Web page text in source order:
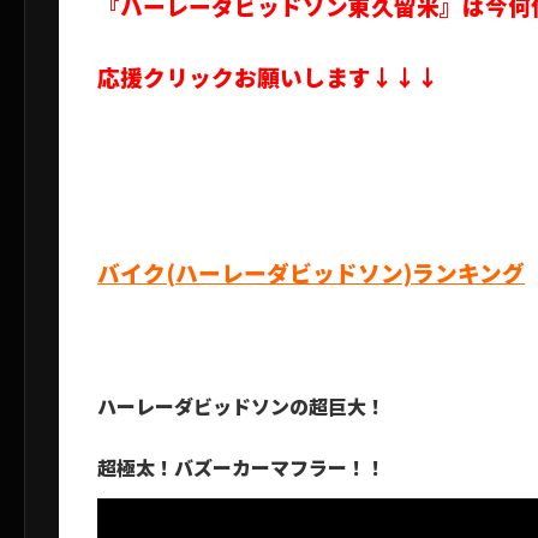
応援クリックお願いします↓↓↓
バイク(ハーレーダビッドソン)ランキング
ハーレーダビッドソンの超巨大！
超極太！バズーカーマフラー！！